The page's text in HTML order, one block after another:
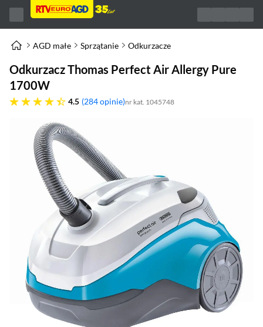
AGD małe Sprzątanie Odkurzacze
Odkurzacz Thomas Perfect Air Allergy Pure
1700W
4.5
4.5 gwiazdek 284 opinie nr kat. 1045748